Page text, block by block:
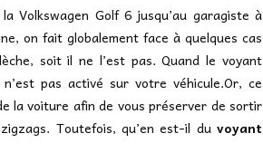
Volkswagen Golf 6 jusqu’au garagiste à
on fait globalement face à quelques cas
soit il ne l’est pas. Quand le voyant
pas activé sur votre véhicule.Or, ce
la voiture afin de vous préserver de sortir
Toutefois, qu’en est-il du voyant